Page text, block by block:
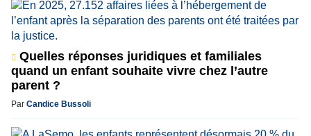
Quelles réponses juridiques et familiales
quand un enfant souhaite vivre chez l’autre
parent ?
Par Candice Bussoli